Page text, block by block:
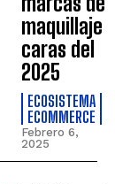
maquillaje
caras del
2025
ECOSISTEMA
ECOMMERCE
Febrero 6,
2025